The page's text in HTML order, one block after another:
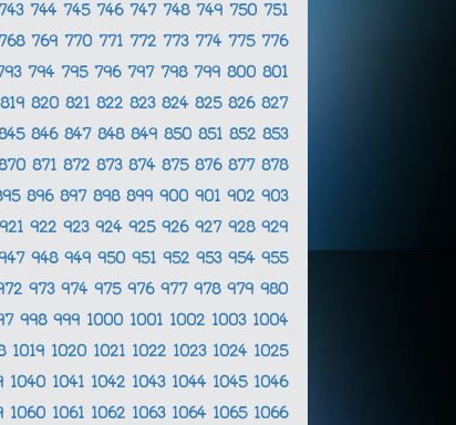
743 744 745 746 747 748 749 750 751
768 769 770 771 772 773 774 775 776
794 795 796 797 798 799 800 801
819 820 821 822 823 824 825 826 827
846 847 848 849 850 851 852 853
871 872 873 874 875 876 877 878
896 897 898 899 900 901 902 903
921 922 923 924 925 926 927 928 929
948 949 950 951 952 953 954 955
973 974 975 976 977 978 979 980
998 999 1000 1001 1002 1003 1004
1019 1020 1021 1022 1023 1024 1025
1040 1041 1042 1043 1044 1045 1046
1060 1061 1062 1063 1064 1065 1066